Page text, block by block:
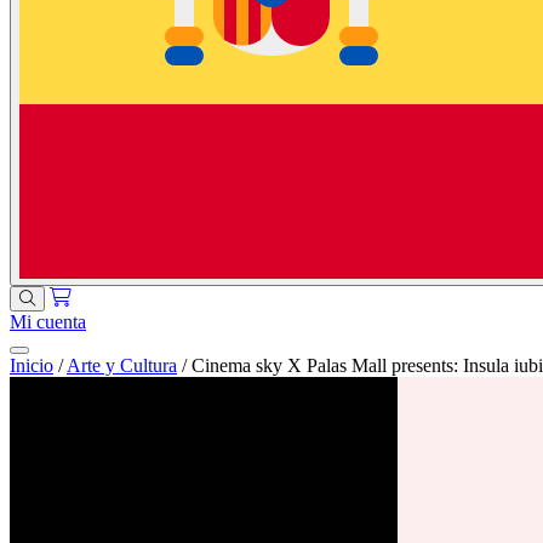
Mi cuenta
Inicio / Arte y Cultura / Cinema sky X Palas Mall presents: Insula